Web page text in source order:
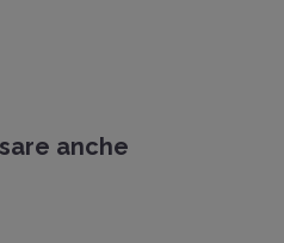
anche